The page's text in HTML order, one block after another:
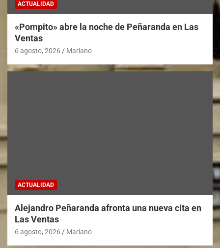
ACTUALIDAD
«Pompito» abre la noche de Peñaranda en Las
Ventas
6 agosto, 2026 Mariano
ACTUALIDAD
Alejandro Peñaranda afronta una nueva cita en
Las Ventas
6 agosto, 2026 Mariano